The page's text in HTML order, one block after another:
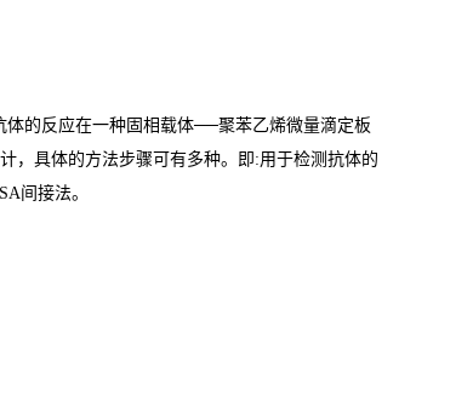
体的反应在一种固相载体──聚苯乙烯微量滴定板
，具体的方法步骤可有多种。即:用于检测抗体的
间接法。